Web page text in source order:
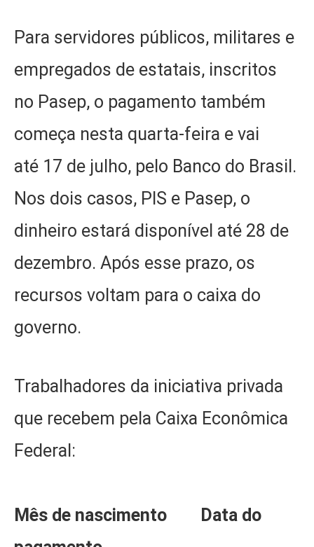
Para servidores públicos, militares e
empregados de estatais, inscritos
no Pasep, o pagamento também
começa nesta quarta-feira e vai
até 17 de julho, pelo Banco do Brasil.
Nos dois casos, PIS e Pasep, o
dinheiro estará disponível até 28 de
dezembro. Após esse prazo, os
recursos voltam para o caixa do
governo.
Trabalhadores da iniciativa privada
que recebem pela Caixa Econômica
Federal:
Mês de nascimento
Data do